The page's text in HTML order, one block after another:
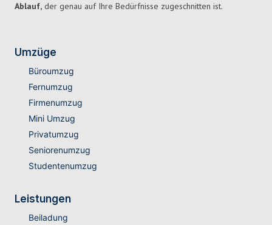
Ablauf, der genau auf Ihre Bedürfnisse zugeschnitten ist.
Umzüge
Büroumzug
Fernumzug
Firmenumzug
Mini Umzug
Privatumzug
Seniorenumzug
Studentenumzug
Leistungen
Beiladung